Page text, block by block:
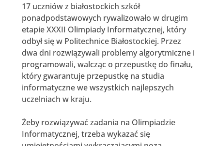
17 uczniów z białostockich szkół
ponadpodstawowych rywalizowało w drugim
etapie XXXII Olimpiady Informatycznej, który
odbył się w Politechnice Białostockiej. Przez
dwa dni rozwiązywali problemy algorytmiczne i
programowali, walcząc o przepustkę do finału,
który gwarantuje przepustkę na studia
informatyczne we wszystkich najlepszych
uczelniach w kraju.
Żeby rozwiązywać zadania na Olimpiadzie
Informatycznej, trzeba wykazać się